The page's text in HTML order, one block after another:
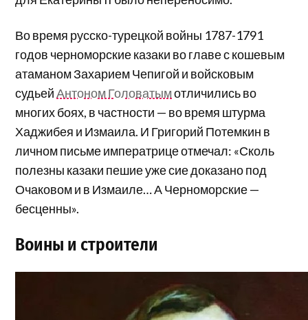
Во время русско-турецкой войны 1787-1791
годов черноморские казаки во главе с кошевым
атаманом Захарием Чепигой и войсковым
судьейАнтоном Головатымотличились во
многих боях, в частности — во время штурма
Хаджибея и Измаила. И Григорий Потемкин в
личном письме императрице отмечал: «Сколь
полезны казаки пешие уже сие доказано под
Очаковом и в Измаиле… А Черноморские —
бесценны».
Воины и строители